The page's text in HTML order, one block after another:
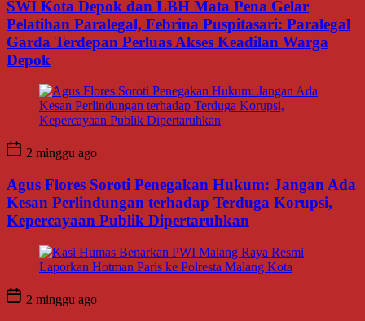
SWI Kota Depok dan LBH Mata Pena Gelar
Pelatihan Paralegal, Febrina Puspitasari: Paralegal
Garda Terdepan Perluas Akses Keadilan Warga
Depok
2 minggu ago
Agus Flores Soroti Penegakan Hukum: Jangan Ada
Kesan Perlindungan terhadap Terduga Korupsi,
Kepercayaan Publik Dipertaruhkan
2 minggu ago